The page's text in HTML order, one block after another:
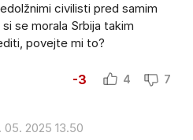
civilisti pred samim
se morala Srbija takim
povejte mi to?
-3 4 7
05. 2025 13.50